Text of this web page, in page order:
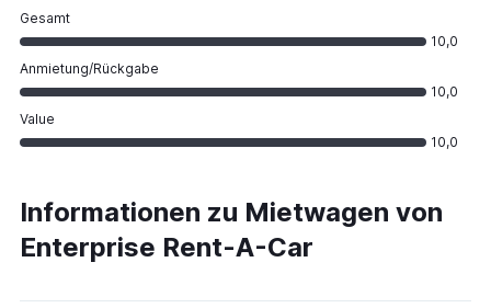
Gesamt
10,0
Anmietung/Rückgabe
10,0
Value
10,0
Informationen zu Mietwagen von
Enterprise Rent-A-Car